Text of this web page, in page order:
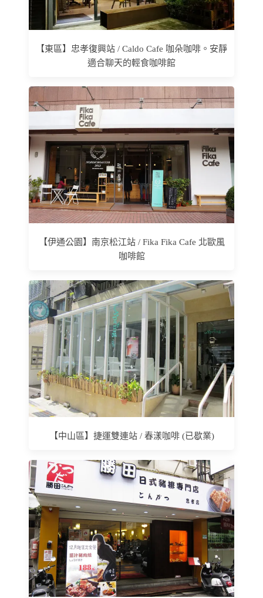
【東區】忠孝復興站 / Caldo Cafe 咖朵咖啡。安靜
適合聊天的輕食咖啡館
【伊通公園】南京松江站 / Fika Fika Cafe 北歐風
咖啡館
【中山區】捷運雙連站 / 春漾咖啡 (已歇業)